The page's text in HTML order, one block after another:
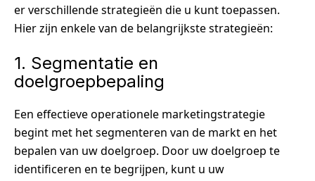
er verschillende strategieën die u kunt toepassen.
Hier zijn enkele van de belangrijkste strategieën:
1. Segmentatie en
doelgroepbepaling
Een effectieve operationele marketingstrategie
begint met het segmenteren van de markt en het
bepalen van uw doelgroep. Door uw doelgroep te
identificeren en te begrijpen, kunt u uw